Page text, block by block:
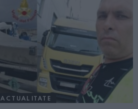
ACTUALITATE